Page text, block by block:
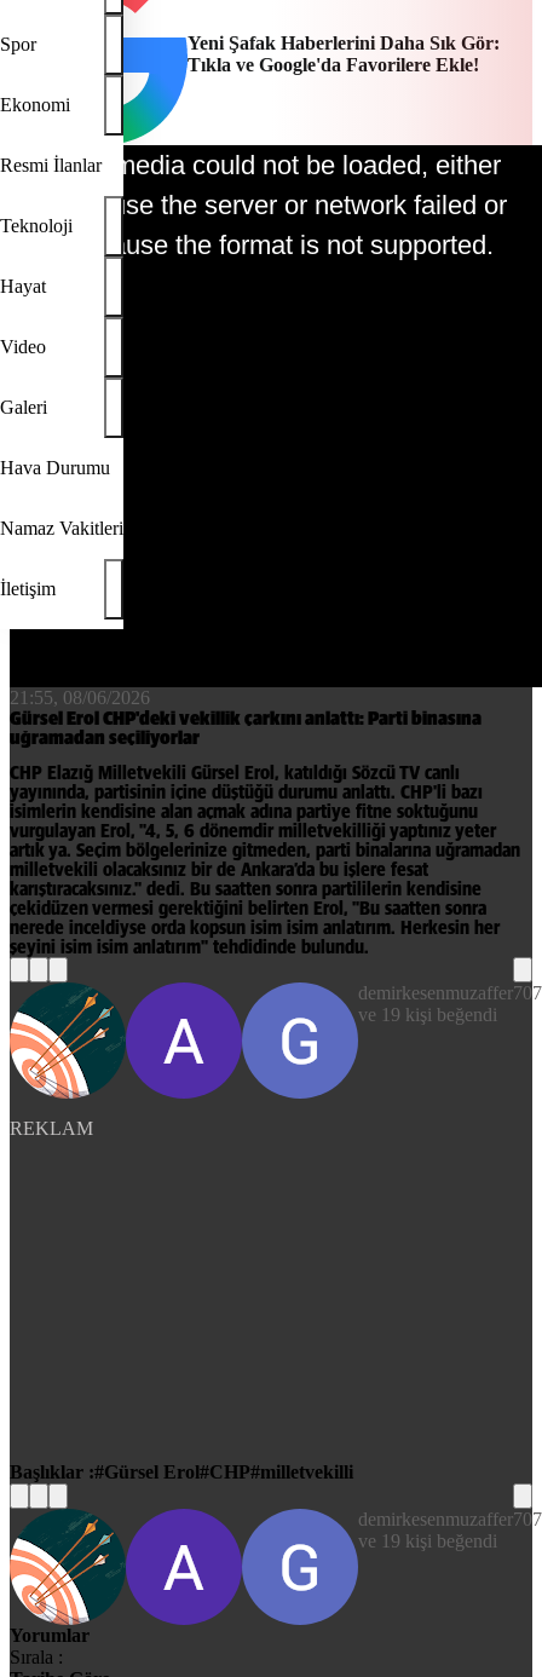
Spor
Ekonomi
Resmi İlanlar
Teknoloji
Hayat
Video
Galeri
Hava Durumu
Namaz Vakitleri
İletişim
Yeni Şafak Haberlerini Daha Sık Gör:
Tıkla ve Google'da Favorilere Ekle!
This is a modal window.
The media could not be loaded, either
because the server or network failed or
because the format is not supported.
21:55, 08/06/2026
Gürsel Erol CHP'deki vekillik çarkını anlattı: Parti binasına
uğramadan seçiliyorlar
CHP Elazığ Milletvekili Gürsel Erol, katıldığı Sözcü TV canlı
yayınında, partisinin içine düştüğü durumu anlattı. CHP'li bazı
isimlerin kendisine alan açmak adına partiye fitne soktuğunu
vurgulayan Erol, "4, 5, 6 dönemdir milletvekilliği yaptınız yeter
artık ya. Seçim bölgelerinize gitmeden, parti binalarına uğramadan
milletvekili olacaksınız bir de Ankara’da bu işlere fesat
karıştıracaksınız." dedi. Bu saatten sonra partililerin kendisine
çekidüzen vermesi gerektiğini belirten Erol, "Bu saatten sonra
nerede inceldiyse orda kopsun isim isim anlatırım. Herkesin her
şeyini isim isim anlatırım" tehdidinde bulundu.
ve 19 kişi beğendi
REKLAM
Başlıklar : Gürsel Erol CHP milletvekilli
ve 19 kişi beğendi
Yorumlar
Sırala :